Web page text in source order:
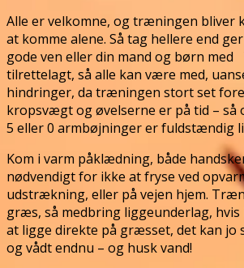
Alle er velkomne, og træningen bliver
at komme alene. Så tag hellere end
gode ven eller din mand og børn med
tilrettelagt, så alle kan være med,
hindringer, da træningen stort set
kropsvægt og øvelserne er på tid – så
5 eller 0 armbøjninger er fuldstændig
Kom i varm påklædning, både
nødvendigt for ikke at fryse ved
udstrækning, eller på vejen hjem.
græs, så medbring liggeunderlag,
at ligge direkte på græsset, det kan jo
og vådt endnu – og husk vand!